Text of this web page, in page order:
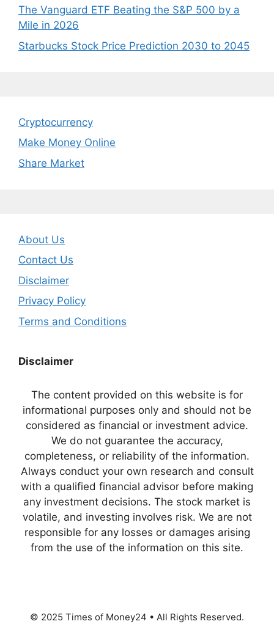
The Vanguard ETF Beating the S&P 500 by a
Mile in 2026
Starbucks Stock Price Prediction 2030 to 2045
Cryptocurrency
Make Money Online
Share Market
About Us
Contact Us
Disclaimer
Privacy Policy
Terms and Conditions
Disclaimer
The content provided on this website is for
informational purposes only and should not be
considered as financial or investment advice.
We do not guarantee the accuracy,
completeness, or reliability of the information.
Always conduct your own research and consult
with a qualified financial advisor before making
any investment decisions. The stock market is
volatile, and investing involves risk. We are not
responsible for any losses or damages arising
from the use of the information on this site.
© 2025 Times of Money24 • All Rights Reserved.